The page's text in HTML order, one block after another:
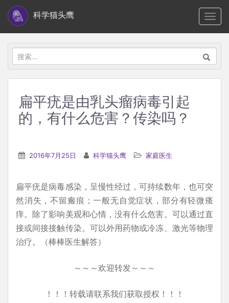
i
科学猫头鹰
搜
索：
扁平疣是由乳头瘤病毒引起
的，有什么危害？传染吗？
2016年7月25日 科学猫头鹰 家庭医生
扁平疣是病毒感染，呈慢性经过，可持续数年，也可突
然消失，不留瘢痕；一般无自觉症状，部分有轻微瘙
痒。除了影响美观和心情，没有什么危害。可以通过直
接或间接接触传染。可以外用药物或冷冻、激光等物理
治疗。（棒棒医生解答）
～～～欢迎转发～～～
！！！转载请联系我们获取授权！！！